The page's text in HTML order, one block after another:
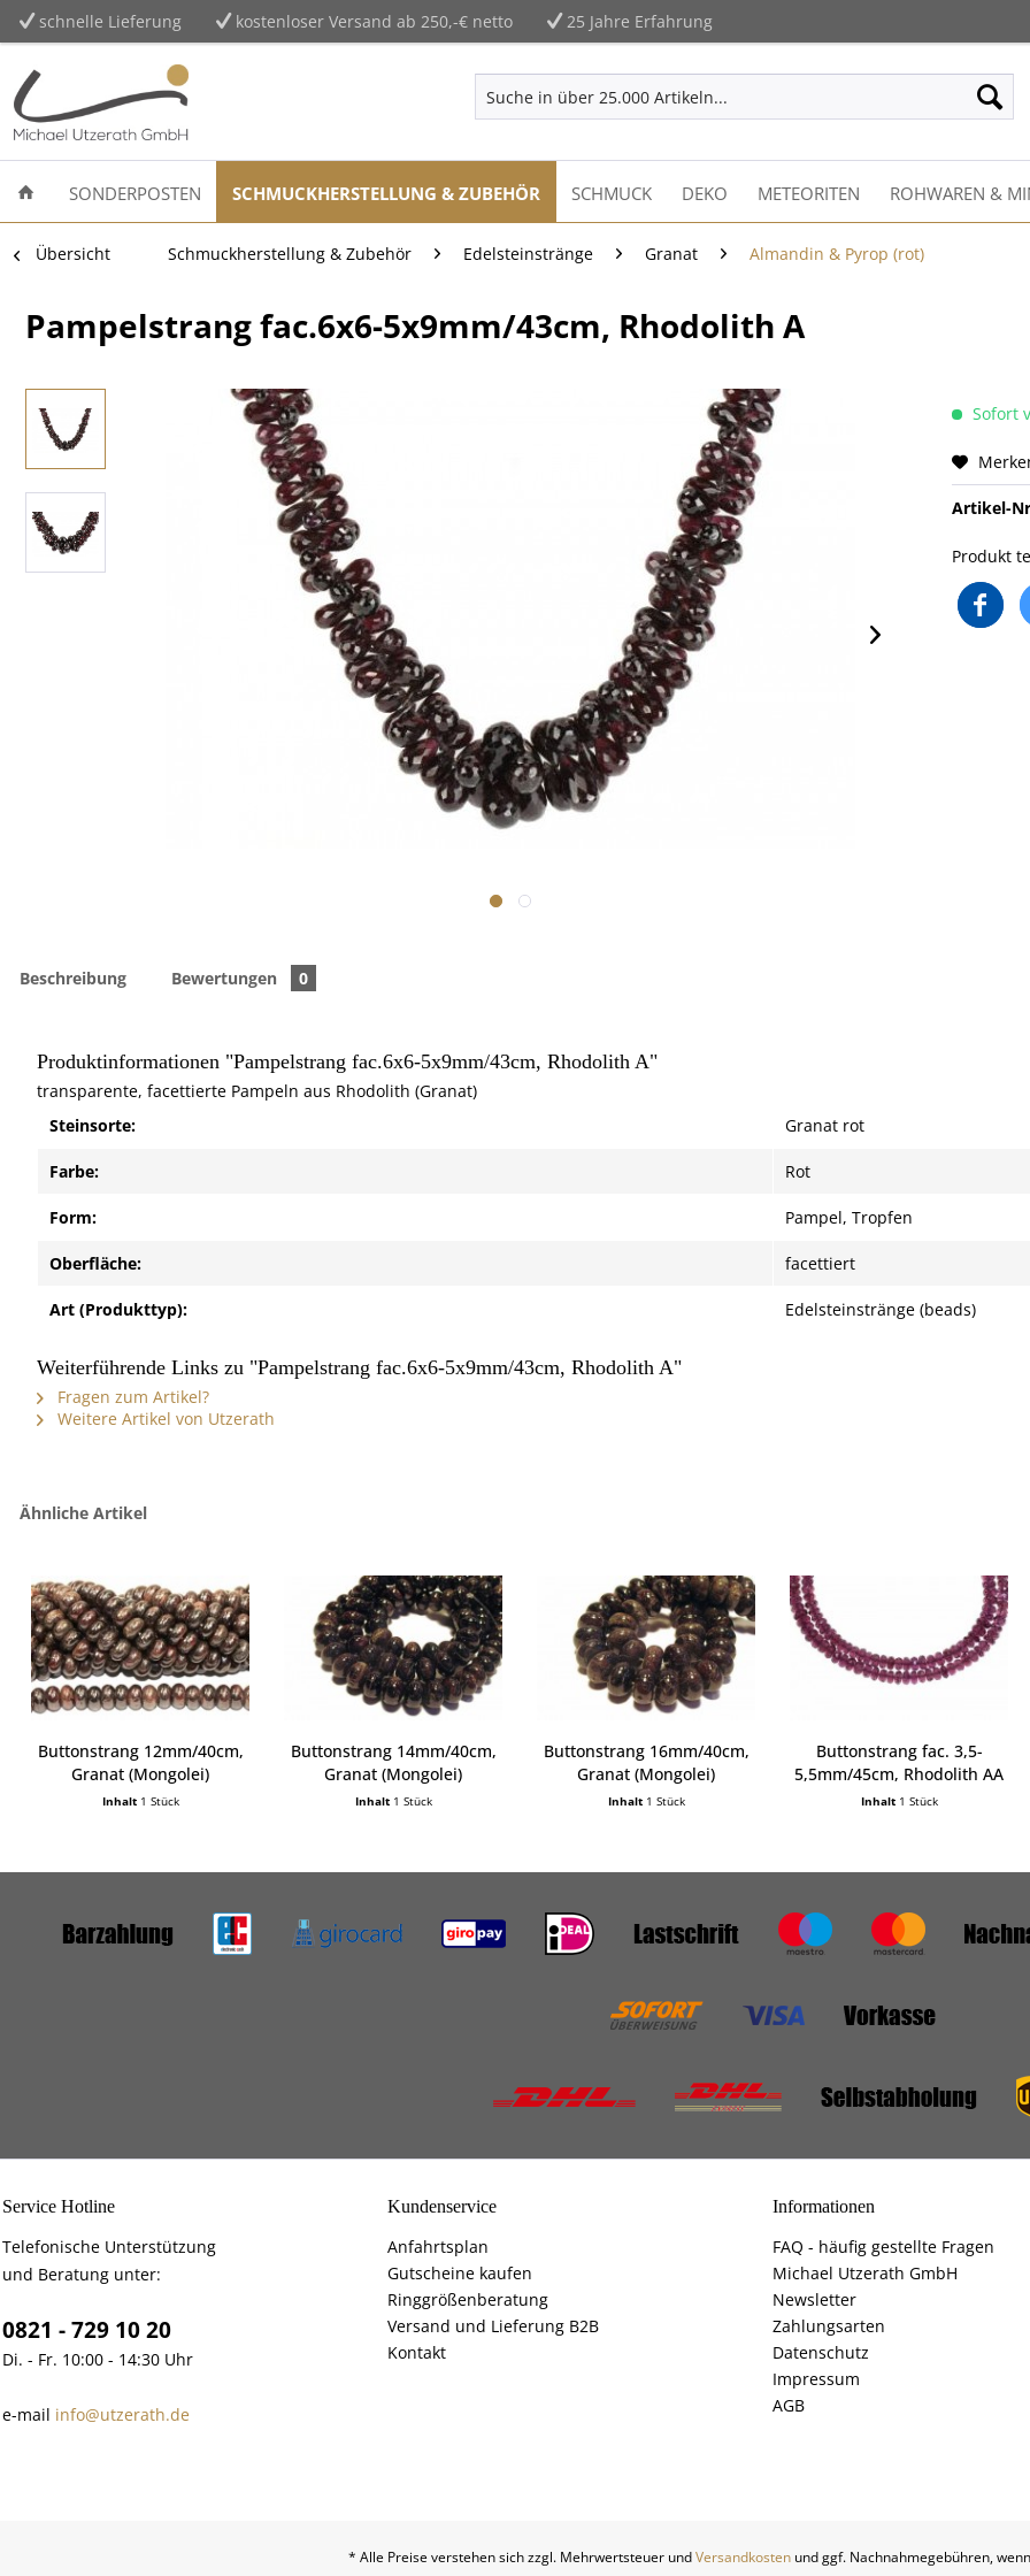
schnelle Lieferung kostenloser Versand ab 250,-€ netto 25 Jahre Erfahrung
SONDERPOSTEN SCHMUCKHERSTELLUNG & ZUBEHÖR SCHMUCK DEKO METEORITEN ROHWAREN &
Übersicht Schmuckherstellung & Zubehör Edelsteinstränge Granat Almandin & Pyrop (rot)
Pampelstrang fac.6x6-5x9mm/43cm, Rhodolith A
Sofort
Artikel-
Produkt
Beschreibung Bewertungen 0
Produktinformationen "Pampelstrang fac.6x6-5x9mm/43cm, Rhodolith A"
transparente, facettierte Pampeln aus Rhodolith (Granat)
Steinsorte:
Granat rot
Farbe: Rot
Form: Pampel, Tropfen
Oberfläche: facettiert
Art (Produkttyp): Edelsteinstränge (beads)
Weiterführende Links zu "Pampelstrang fac.6x6-5x9mm/43cm, Rhodolith A"
Fragen zum Artikel?
Weitere Artikel von Utzerath
Ähnliche Artikel
Buttonstrang 12mm/40cm,
Granat (Mongolei)
Inhalt 1 Stück
Buttonstrang 14mm/40cm,
Granat (Mongolei)
Inhalt 1 Stück
Buttonstrang 16mm/40cm,
Granat (Mongolei)
Inhalt 1 Stück
Buttonstrang fac. 3,5-
5,5mm/45cm, Rhodolith AA
Inhalt 1 Stück
Service Hotline
Telefonische Unterstützung
und Beratung unter:
0821 - 729 10 20
Di. - Fr. 10:00 - 14:30 Uhr
e-mail info@utzerath.de
Kundenservice
Anfahrtsplan
Gutscheine kaufen
Ringgrößenberatung
Versand und Lieferung B2B
Kontakt
Informationen
FAQ - häufig gestellte Fragen
Michael Utzerath GmbH
Newsletter
Zahlungsarten
Datenschutz
Impressum
AGB
* Alle Preise verstehen sich zzgl. Mehrwertsteuer undVersandkosten und ggf. Nachnahmegebühren,